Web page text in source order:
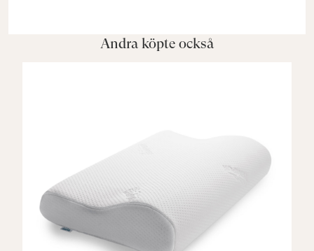
Andra köpte också